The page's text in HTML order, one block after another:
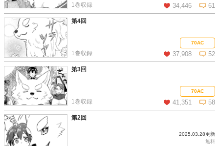
34,446 61
1巻収録
この話を読む コメントを見る
第4回
70AC
37,908 52
1巻収録
この話を読む コメントを見る
第3回
70AC
41,351 58
1巻収録
この話を読む コメントを見る
第2回
2025.03.28更新
無料